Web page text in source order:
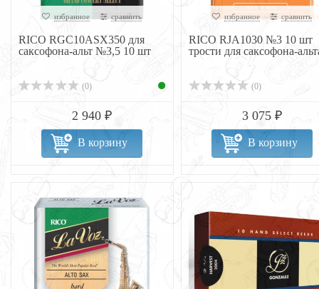
избранное сравнить
RICO RGC10ASX350 для
саксофона-альт №3,5 10 шт
(0)
2 940 ₽
В корзину
избранное сравнить
RICO RJA1030 №3 10 шт
трости для саксофона-
(0)
3 075 ₽
В корзину